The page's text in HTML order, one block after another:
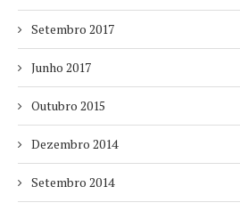
Setembro 2017
Junho 2017
Outubro 2015
Dezembro 2014
Setembro 2014